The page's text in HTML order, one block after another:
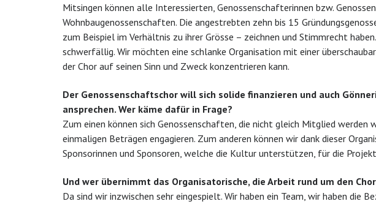
Mitsingen können alle Interessierten, Genossenschafterinnen bzw.
Wohnbaugenossenschaften. Die angestrebten zehn bis 15
zum Beispiel im Verhältnis zu ihrer Grösse – zeichnen und Stimmrecht
schwerfällig. Wir möchten eine schlanke Organisation mit einer
der Chor auf seinen Sinn und Zweck konzentrieren kann.
Der Genossenschaftschor will sich solide finanzieren und auch
ansprechen. Wer käme dafür in Frage?
Zum einen können sich Genossenschaften, die nicht gleich Mitglied werden
einmaligen Beträgen engagieren. Zum anderen können wir dank dieser
Sponsorinnen und Sponsoren, welche die Kultur unterstützen, für die
Und wer übernimmt das Organisatorische, die Arbeit rund um den
Da sind wir inzwischen sehr eingespielt. Wir haben ein Team, wir haben die